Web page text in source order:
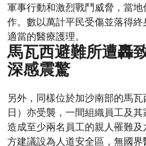
軍事行動和激烈戰鬥威脅，當
作。數以萬計平民受傷並落得
適當的醫療護理。​
馬瓦西避難所遭轟
深感震驚
另外，同樣位於加沙南部的馬
日）亦受襲，一間組織員工及
造成至少兩名員工的親人罹難
方建議設為人道安全區，無國